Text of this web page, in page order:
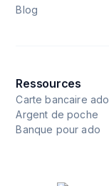
Blog
Ressources
Carte bancaire ado
Argent de poche
Banque pour ado